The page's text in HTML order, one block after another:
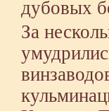
дубовых
За